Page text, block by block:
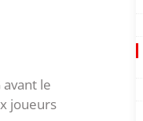
le
joueurs